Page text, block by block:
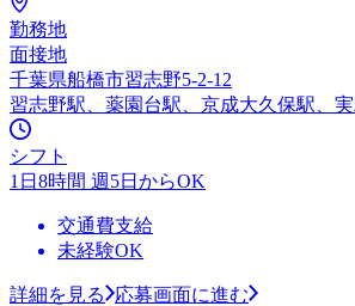
勤務地
面接地
千葉県船橋市習志野5-2-12
習志野駅、薬園台駅、京成大久保駅、
シフト
1日8時間 週5日からOK
交通費支給
未経験OK
詳細を見る
応募画面に進む